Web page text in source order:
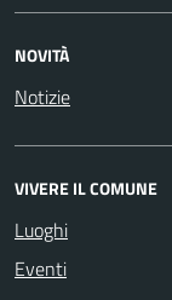
NOVITÀ
Notizie
VIVERE IL COMUNE
Luoghi
Eventi